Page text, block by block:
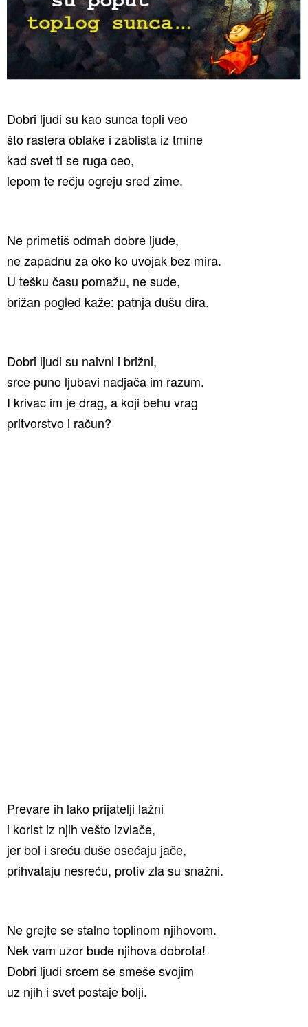
Dobri ljudi su kao sunca topli veo
što rastera oblake i zablista iz tmine
kad svet ti se ruga ceo,
lepom te rečju ogreju sred zime.
Ne primetiš odmah dobre ljude,
ne zapadnu za oko ko uvojak bez mira.
U tešku času pomažu, ne sude,
brižan pogled kaže: patnja dušu dira.
Dobri ljudi su naivni i brižni,
srce puno ljubavi nadjača im razum.
I krivac im je drag, a koji behu vrag
pritvorstvo i račun?
Prevare ih lako prijatelji lažni
i korist iz njih vešto izvlače,
jer bol i sreću duše osećaju jače,
prihvataju nesreću, protiv zla su snažni.
Ne grejte se stalno toplinom njihovom.
Nek vam uzor bude njihova dobrota!
Dobri ljudi srcem se smeše svojim
uz njih i svet postaje bolji.